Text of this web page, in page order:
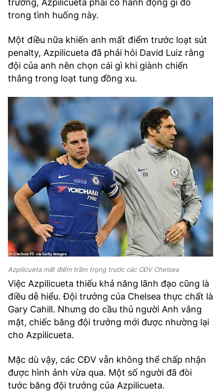
trưởng, Azpilicueta phải có hành động gì đó
trong tình huống này.
Một điều nữa khiến anh mất điểm trước loạt sút
penalty, Azpilicueta đã phải hỏi David Luiz rằng
đội của anh nên chọn cái gì khi giành chiến
thắng trong loạt tung đồng xu.
Azpilicueta mất điểm trầm trọng trước các CĐV Chelsea
Việc Azpilicueta thiếu khả năng lãnh đạo cũng là
điều dễ hiểu. Đội trưởng của Chelsea thực chất là
Gary Cahill. Nhưng do cầu thủ người Anh vắng
mặt, chiếc băng đội trưởng mới được nhường lại
cho Azpilicueta.
Mặc dù vậy, các CĐV vẫn không thể chấp nhận
được hình ảnh vừa qua. Một số người đã đòi
tước băng đội trưởng của Azpilicueta.